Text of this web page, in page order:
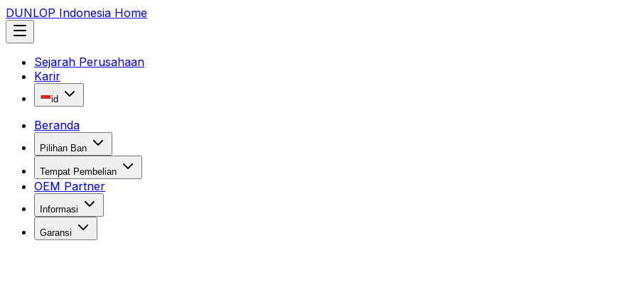
DUNLOP Indonesia Home
Sejarah Perusahaan
Karir
id
Beranda
Pilihan Ban
Tempat Pembelian
OEM Partner
Informasi
Garansi